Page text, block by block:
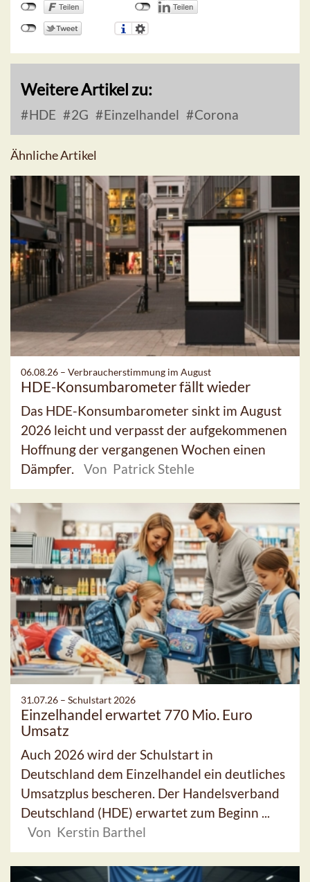
Weitere Artikel zu:
HDE 2G Einzelhandel Corona
Ähnliche Artikel
06.08.26 – Verbraucherstimmung im August
HDE-Konsumbarometer fällt wieder
Das HDE-Konsumbarometer sinkt im August
2026 leicht und verpasst der aufgekommenen
Hoffnung der vergangenen Wochen einen
Dämpfer.
Von Patrick Stehle
31.07.26 – Schulstart 2026
Einzelhandel erwartet 770 Mio. Euro
Umsatz
Auch 2026 wird der Schulstart in
Deutschland dem Einzelhandel ein deutliches
Umsatzplus bescheren. Der Handelsverband
Deutschland (HDE) erwartet zum Beginn ...
Von Kerstin Barthel